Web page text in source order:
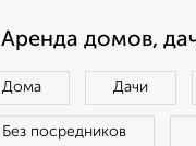
Аренда домов,
Дома Дачи
Без посредников